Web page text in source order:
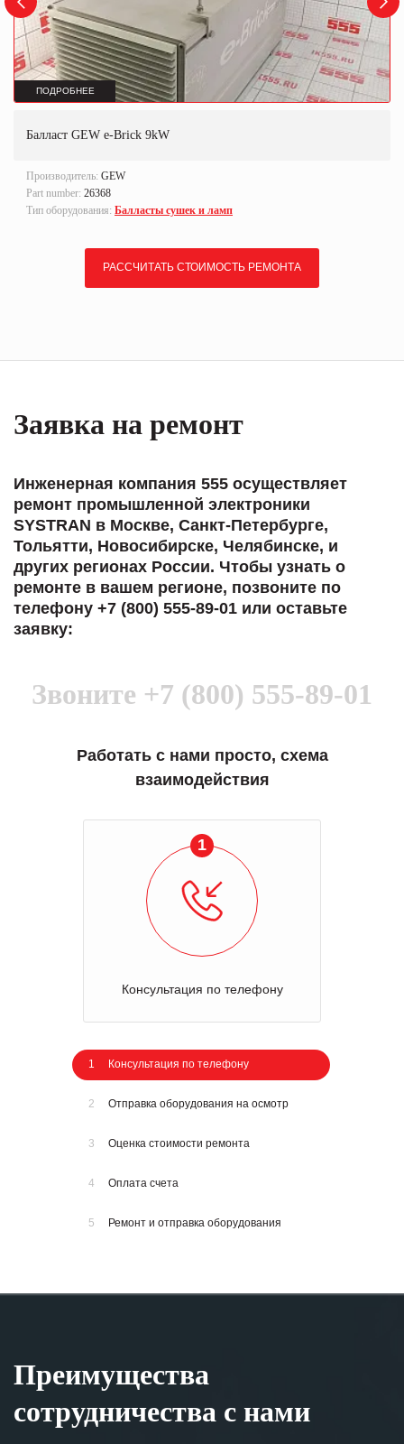
ПОДРОБНЕЕ
Балласт GEW e-Brick 9kW
Производитель: GEW
Part number: 26368
Тип оборудования: Балласты сушек и ламп
РАССЧИТАТЬ СТОИМОСТЬ РЕМОНТА
Заявка на ремонт
Инженерная компания 555 осуществляет
ремонт промышленной электроники
SYSTRAN в Москве, Санкт-Петербурге,
Тольятти, Новосибирске, Челябинске, и
других регионах России. Чтобы узнать о
ремонте в вашем регионе, позвоните по
телефону +7 (800) 555-89-01 или оставьте
заявку:
Звоните +7 (800) 555-89-01
Работать с нами просто, схема
взаимодействия
1
Консультация по телефону
1 Консультация по телефону
2 Отправка оборудования на осмотр
3 Оценка стоимости ремонта
4 Оплата счета
5 Ремонт и отправка оборудования
Преимущества
сотрудничества с нами